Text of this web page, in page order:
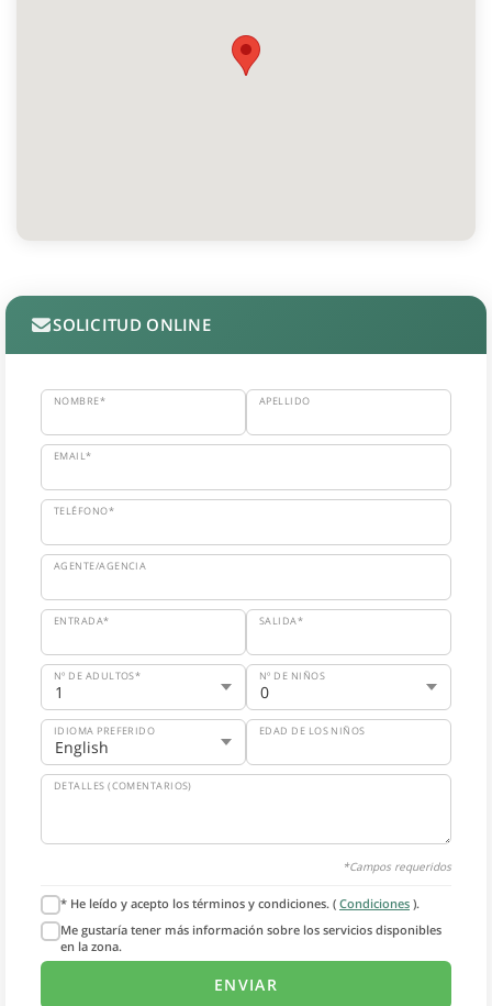
SOLICITUD ONLINE
NOMBRE* APELLIDO
EMAIL*
TELÉFONO*
AGENTE/AGENCIA
ENTRADA* SALIDA*
Nº DE ADULTOS* Nº DE NIÑOS
IDIOMA PREFERIDO EDAD DE LOS NIÑOS
DETALLES (COMENTARIOS)
*Campos requeridos
* He leído y acepto los términos y condiciones. ( Condiciones ).
Me gustaría tener más información sobre los servicios disponibles
en la zona.